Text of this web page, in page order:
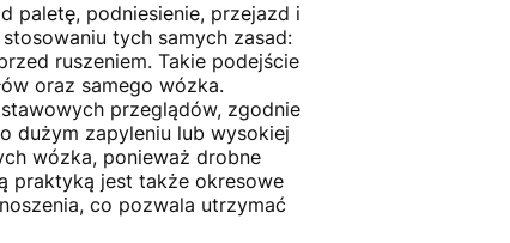
paletę, podniesienie, przejazd i
tych samych zasad:
ruszeniem. Takie podejście
oraz samego wózka.
przeglądów, zgodnie
dużym zapyleniu lub wysokiej
wózka, ponieważ drobne
praktyką jest także okresowe
co pozwala utrzymać